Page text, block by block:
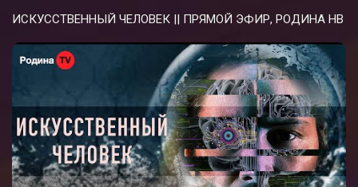
ИСКУССТВЕННЫЙ ЧЕЛОВЕК || ПРЯМОЙ ЭФИР, РОДИНА НВ